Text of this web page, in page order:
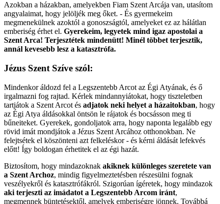
Azokban a házakban, amelyekben Fiam Szent Arcája van, utasítom
angyalaimat, hogy jelöljék meg őket. - És gyermekeim
megmenekülnek azoktól a gonoszságtól, amelyeket ez az hálátlan
emberiség érhet el. Gyerekeim, legyetek mind igaz apostolai a
Szent Arca! Terjesztétek mindenütt! Minél többet terjesztik,
annál kevesebb lesz a katasztrófa.
Jézus Szent Szíve szól:
Mindenkor áldozd fel a Legszentebb Arcot az Égi Atyának, és ő
irgalmazni fog rajtad. Kérlek mindannyiátokat, hogy tiszteletben
tartjátok a Szent Arcot és adjatok neki helyet a házaitokban, hogy
az Égi Atya áldásokkal öntsön le rájatok és bocsásson meg ti
bűneiteket. Gyerekek, gondoljatok arra, hogy naponta legalább egy
rövid imát mondjátok a Jézus Szent Arcához otthonokban. Ne
felejtsétek el köszönteni azt felkeléskor - és kérni áldását lefekvés
előtt! Így boldogan érhetitek el az égi hazát.
Biztosítom, hogy mindazoknak akiknek különleges szeretete van
a Szent Archoz, mindig figyelmeztetésben részesülni fognak
veszélyekről és katasztrófákról. Szigorúan ígéretek, hogy mindazok
aki terjeszti az imádatot a Legszentebb Arcom iránt,
megmennek büntetésektől, amelyek emberiségre jönnek. Továbbá